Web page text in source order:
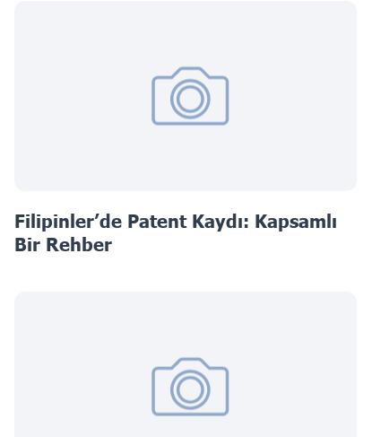
Filipinler’de Patent Kaydı: Kapsamlı
Bir Rehber